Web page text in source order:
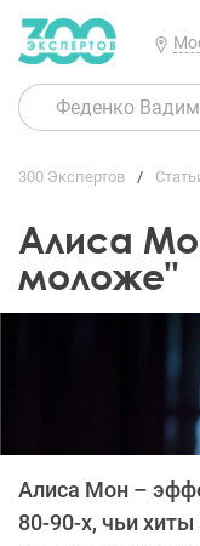
300 Экспертов
Алиса
моложе"
Алиса Мон –
80-90-х, чьи